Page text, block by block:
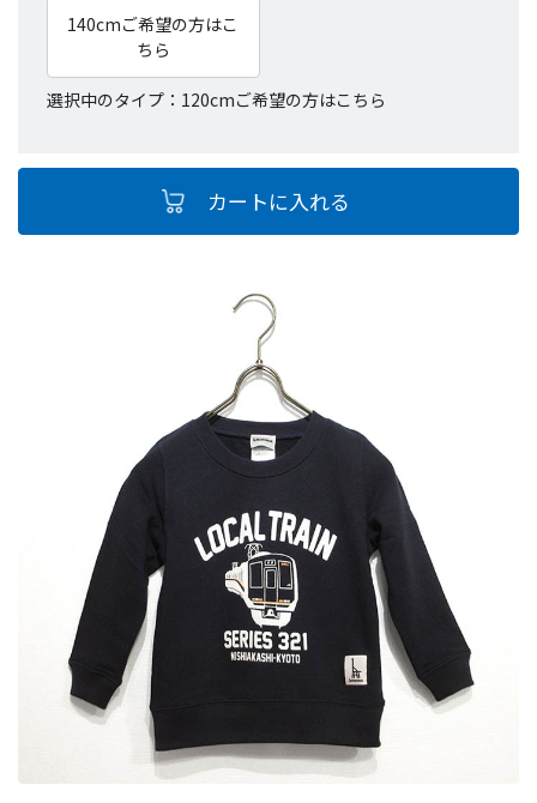
140cmご希望の方はこ
ちら
選択中のタイプ：120cmご希望の方はこちら